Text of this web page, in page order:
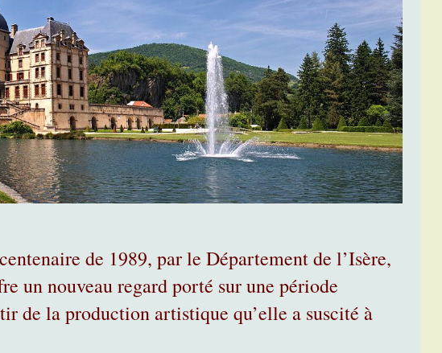
de 1989, par le Département de l’Isère,
un nouveau regard porté sur une période
de la production artistique qu’elle a suscité à